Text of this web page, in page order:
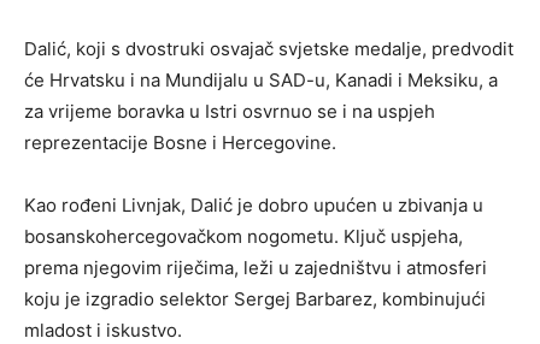
Dalić, koji s dvostruki osvajač svjetske medalje, predvodit
će Hrvatsku i na Mundijalu u SAD-u, Kanadi i Meksiku, a
za vrijeme boravka u Istri osvrnuo se i na uspjeh
reprezentacije Bosne i Hercegovine.
Kao rođeni Livnjak, Dalić je dobro upućen u zbivanja u
bosanskohercegovačkom nogometu. Ključ uspjeha,
prema njegovim riječima, leži u zajedništvu i atmosferi
koju je izgradio selektor Sergej Barbarez, kombinujući
mladost i iskustvo.